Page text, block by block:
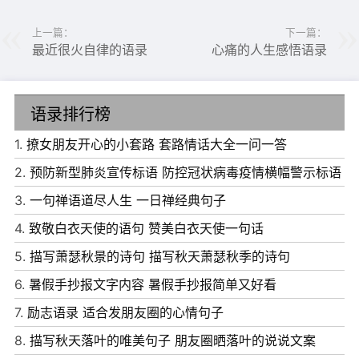
6、一直忘了告诉你，我有多幸运，遇见的是你。想有一天
挽着你的手，去敬各位来宾的酒。
7、与你一见如故，是我今生最美丽的相遇;与你一诺相许，
是我素色年华里最永恒的风景。
8、最近，有谣言说我喜欢你，在这里，我要澄清严肃澄清
一下，那不是谣言，是真的。
9、我后来想了想，觉得我不耽误你也会有人耽误你，那我
不甘心，还是我来耽误你吧。
10、我爱你。即使要拿这个江山做交换，我也不会放你离
开，没有人能将你从我身边夺走。
上一篇：
最近很火自律的语录
下一篇：
心痛的人生感悟语录
语录排行榜
1. 撩女朋友开心的小套路 套路情话大全一问一答
2. 预防新型肺炎宣传标语 防控冠状病毒疫情横幅警示标语
3. 一句禅语道尽人生 一日禅经典句子
4. 致敬白衣天使的语句 赞美白衣天使一句话
5. 描写萧瑟秋景的诗句 描写秋天萧瑟秋季的诗句
6. 暑假手抄报文字内容 暑假手抄报简单又好看
7. 励志语录 适合发朋友圈的心情句子
8. 描写秋天落叶的唯美句子 朋友圈晒落叶的说说文案